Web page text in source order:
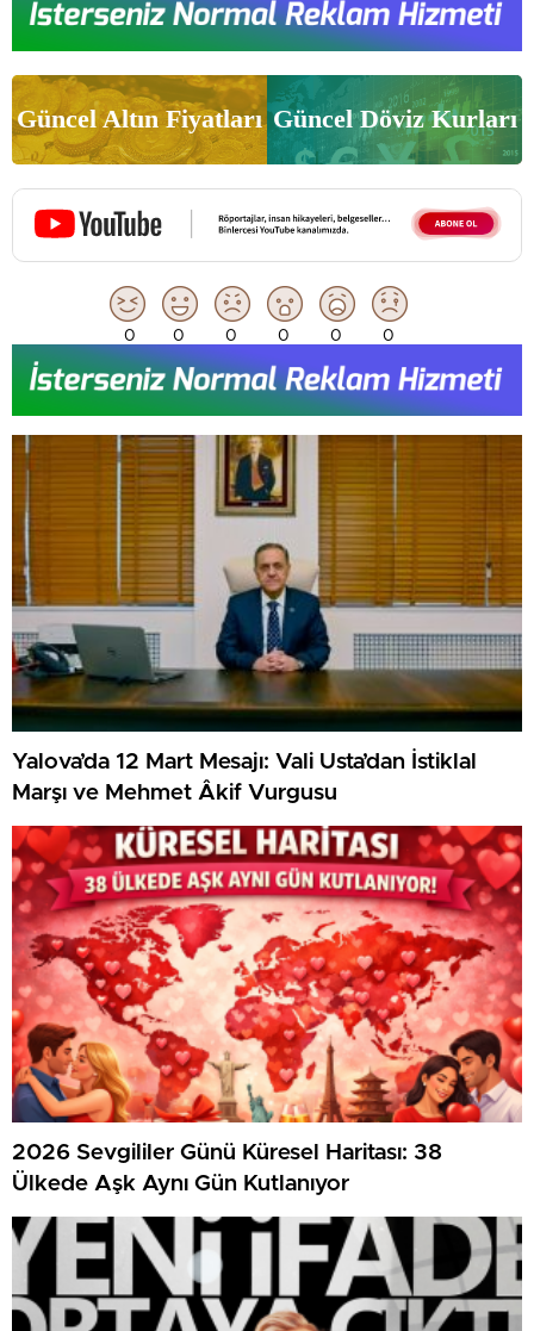
Güncel Altın Fiyatları Güncel Döviz Kurları
0 0 0 0 0 0
Yalova’da 12 Mart Mesajı: Vali Usta’dan İstiklal
Marşı ve Mehmet Âkif Vurgusu
2026 Sevgililer Günü Küresel Haritası: 38
Ülkede Aşk Aynı Gün Kutlanıyor